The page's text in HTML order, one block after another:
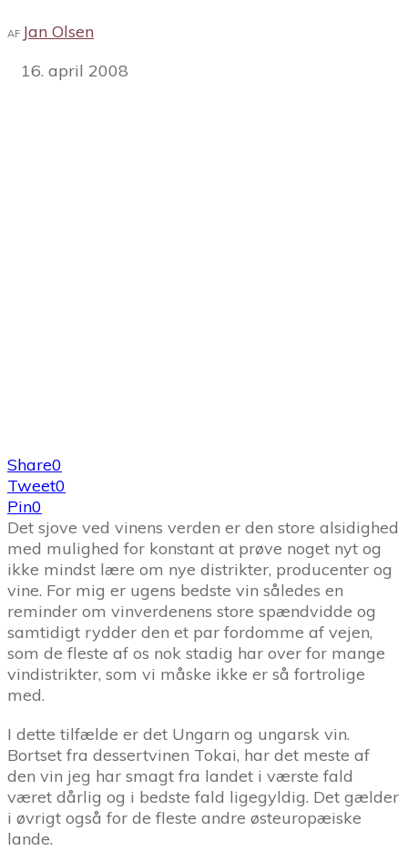
AF Jan Olsen
16. april 2008
Share0
Tweet0
Pin0
Det sjove ved vinens verden er den store alsidighed
med mulighed for konstant at prøve noget nyt og
ikke mindst lære om nye distrikter, producenter og
vine. For mig er ugens bedste vin således en
reminder om vinverdenens store spændvidde og
samtidigt rydder den et par fordomme af vejen,
som de fleste af os nok stadig har over for mange
vindistrikter, som vi måske ikke er så fortrolige
med.
I dette tilfælde er det Ungarn og ungarsk vin.
Bortset fra dessertvinen Tokai, har det meste af
den vin jeg har smagt fra landet i værste fald
været dårlig og i bedste fald ligegyldig. Det gælder
i øvrigt også for de fleste andre østeuropæiske
lande.